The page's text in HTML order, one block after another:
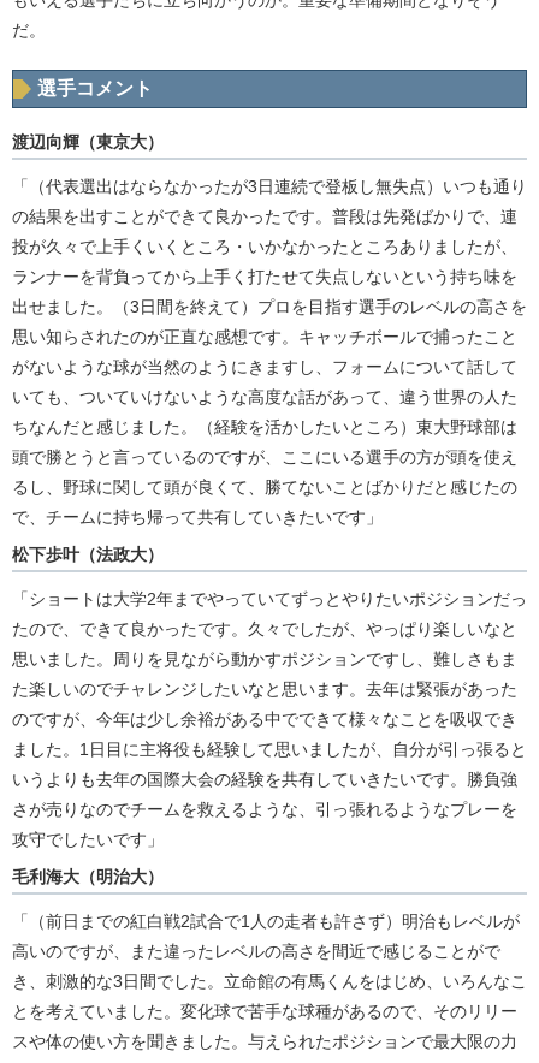
だ。
選手コメント
渡辺向輝（東京大）
「（代表選出はならなかったが3日連続で登板し無失点）いつも通り
の結果を出すことができて良かったです。普段は先発ばかりで、連
投が久々で上手くいくところ・いかなかったところありましたが、
ランナーを背負ってから上手く打たせて失点しないという持ち味を
出せました。（3日間を終えて）プロを目指す選手のレベルの高さを
思い知らされたのが正直な感想です。キャッチボールで捕ったこと
がないような球が当然のようにきますし、フォームについて話して
いても、ついていけないような高度な話があって、違う世界の人た
ちなんだと感じました。（経験を活かしたいところ）東大野球部は
頭で勝とうと言っているのですが、ここにいる選手の方が頭を使え
るし、野球に関して頭が良くて、勝てないことばかりだと感じたの
で、チームに持ち帰って共有していきたいです」
松下歩叶（法政大）
「ショートは大学2年までやっていてずっとやりたいポジションだっ
たので、できて良かったです。久々でしたが、やっぱり楽しいなと
思いました。周りを見ながら動かすポジションですし、難しさもま
た楽しいのでチャレンジしたいなと思います。去年は緊張があった
のですが、今年は少し余裕がある中でできて様々なことを吸収でき
ました。1日目に主将役も経験して思いましたが、自分が引っ張ると
いうよりも去年の国際大会の経験を共有していきたいです。勝負強
さが売りなのでチームを救えるような、引っ張れるようなプレーを
攻守でしたいです」
毛利海大（明治大）
「（前日までの紅白戦2試合で1人の走者も許さず）明治もレベルが
高いのですが、また違ったレベルの高さを間近で感じることがで
き、刺激的な3日間でした。立命館の有馬くんをはじめ、いろんなこ
とを考えていました。変化球で苦手な球種があるので、そのリリー
スや体の使い方を聞きました。与えられたポジションで最大限の力